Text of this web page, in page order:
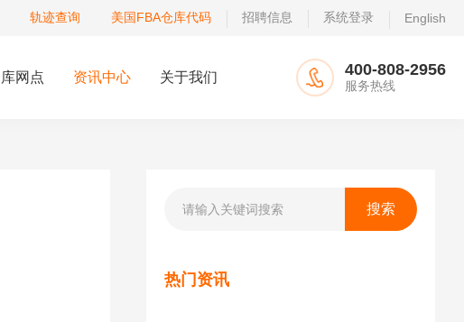
轨迹查询 美国FBA仓库代码 招聘信息 系统登录 English
网点 资讯中心 关于我们 400-808-2956
服务热线
热门资讯